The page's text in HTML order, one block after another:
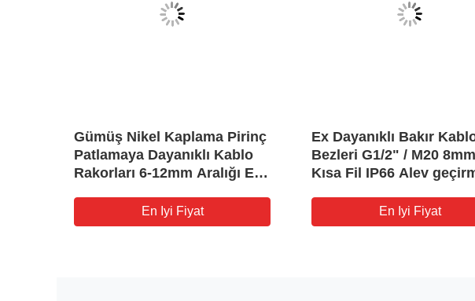
Gümüş Nikel Kaplama Pirinç
Patlamaya Dayanıklı Kablo
Rakorları 6-12mm Aralığı Ex
En Iyi Fiyat
Ex Dayanıklı Bakır
Bezleri G1/2" / M20 8mm
Kısa Fil IP66 Alev
En Iyi Fiyat